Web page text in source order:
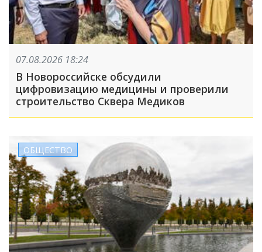
07.08.2026 18:24
В Новороссийске обсудили
цифровизацию медицины и проверили
строительство Сквера Медиков
ОБЩЕСТВО